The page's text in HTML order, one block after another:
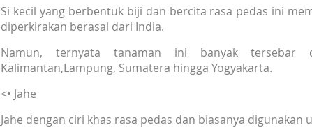
Si kecil yang berbentuk biji dan bercita rasa pedas ini
diperkirakan berasal dari India.
Namun, ternyata tanaman ini banyak tersebar
Kalimantan,Lampung, Sumatera hingga Yogyakarta.
<• Jahe
Jahe dengan ciri khas rasa pedas dan biasanya